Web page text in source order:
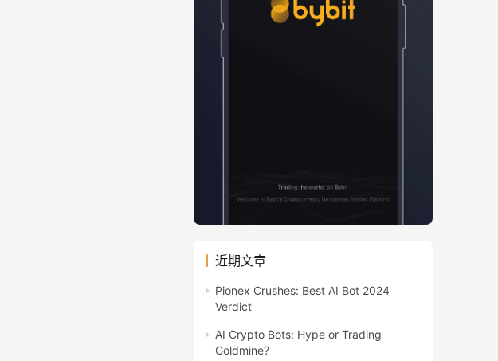
近期文章
Pionex Crushes: Best AI Bot 2024
Verdict
AI Crypto Bots: Hype or Trading
Goldmine?